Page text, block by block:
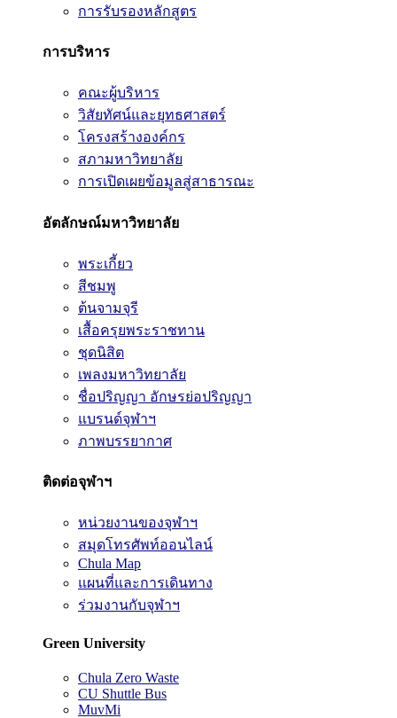
การรับรองหลักสูตร
การบริหาร
คณะผู้บริหาร
วิสัยทัศน์และยุทธศาสตร์
โครงสร้างองค์กร
สภามหาวิทยาลัย
การเปิดเผยข้อมูลสู่สาธารณะ
อัตลักษณ์มหาวิทยาลัย
พระเกี้ยว
สีชมพู
ต้นจามจุรี
เสื้อครุยพระราชทาน
ชุดนิสิต
เพลงมหาวิทยาลัย
ชื่อปริญญา อักษรย่อปริญญา
แบรนด์จุฬาฯ
ภาพบรรยากาศ
ติดต่อจุฬาฯ
หน่วยงานของจุฬาฯ
สมุดโทรศัพท์ออนไลน์
Chula Map
แผนที่และการเดินทาง
ร่วมงานกับจุฬาฯ
Green University
Chula Zero Waste
CU Shuttle Bus
MuvMi